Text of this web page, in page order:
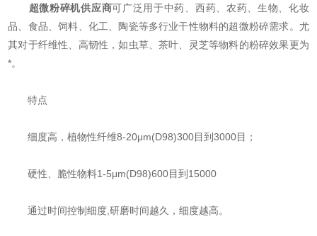
超微粉碎机供应商可广泛用于中药、西药、农药、生物、化妆
品、食品、饲料、化工、陶瓷等多行业干性物料的超微粉碎需求。尤
其对于纤维性、高韧性，如虫草、茶叶、灵芝等物料的粉碎效果更为
*。
特点
细度高，植物性纤维8-20μm(D98)300目到3000目；
硬性、脆性物料1-5μm(D98)600目到15000
通过时间控制细度,研磨时间越久，细度越高。